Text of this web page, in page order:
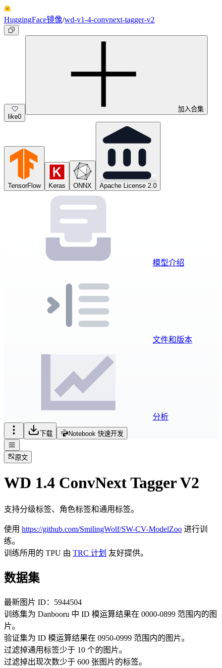
HuggingFace镜像/wd-v1-4-convnext-tagger-v2
like0
加入合集
TensorFlow Keras ONNX Apache License 2.0
模型介绍
文件和版本
分析
下载 Notebook 快速开发
原文
WD 1.4 ConvNext Tagger V2
支持分级标签、角色标签和通用标签。
使用 https://github.com/SmilingWolf/SW-CV-ModelZoo 进行训
练。
训练所用的 TPU 由 TRC 计划 友好提供。
数据集
最新图片 ID：5944504
训练集为 Danbooru 中 ID 模运算结果在 0000-0899 范围内的图
片。
验证集为 ID 模运算结果在 0950-0999 范围内的图片。
过滤掉通用标签少于 10 个的图片。
过滤掉出现次数少于 600 张图片的标签。